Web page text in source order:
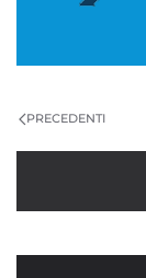
PRECEDENTI